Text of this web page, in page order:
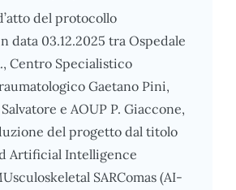
del protocollo
data 03.12.2025 tra Ospedale
Centro Specialistico
Gaetano Pini,
e AOUP P. Giaccone,
del progetto dal titolo
Artificial Intelligence
SARComas (AI-